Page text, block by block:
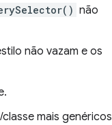
não
não vazam e os
mais genéricos